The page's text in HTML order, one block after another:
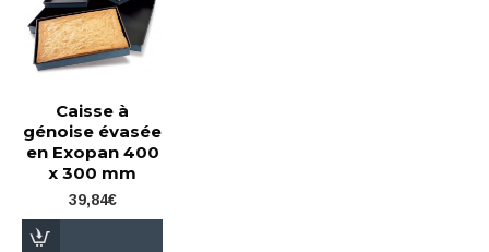
Caisse à
génoise évasée
en Exopan 400
x 300 mm
39,84€